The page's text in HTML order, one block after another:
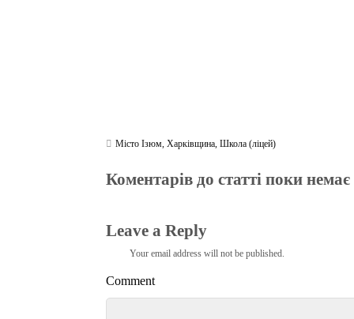
Місто Ізюм,Харківщина,Школа (ліцей)
Коментарів до статті поки немає
Leave a Reply
Your email address will not be published.
Comment